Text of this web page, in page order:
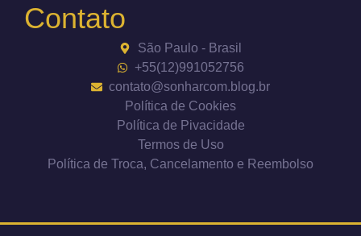
Contato
São Paulo - Brasil
+55(12)991052756
contato@sonharcom.blog.br
Política de Cookies
Política de Pivacidade
Termos de Uso
Política de Troca, Cancelamento e Reembolso